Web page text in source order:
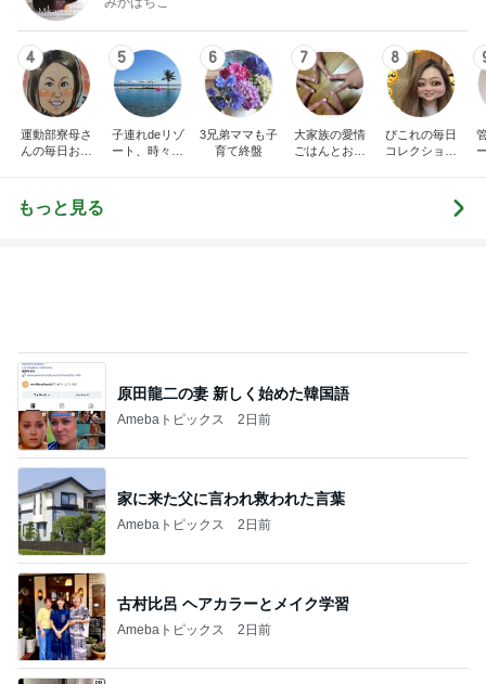
4
運動部寮母さ
んの毎日お弁
5
子連れdeリゾ
ート、時々キ
6
3兄弟ママも子
育て終盤
7
大家族の愛情
ごはんとお弁
8
ぴこれの毎日
コレクション
もっと見る
原田龍二の妻 新しく始めた韓国語
Amebaトピックス 2日前
家に来た父に言われ救われた言葉
Amebaトピックス 2日前
古村比呂 ヘアカラーとメイク学習
Amebaトピックス 2日前